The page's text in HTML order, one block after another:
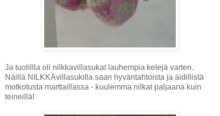
Ja tuolillla oli nilkkavillasukat lauhempia kelejä varten.
Näillä NILKKAvillasukilla saan hyväntahtoista ja äidillistä
motkotusta marttaillassa - kuulemma nilkat paljaana kuin
teineillä!